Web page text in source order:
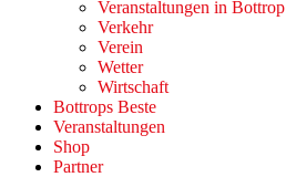
Veranstaltungen in Bottrop
Verkehr
Verein
Wetter
Wirtschaft
Bottrops Beste
Veranstaltungen
Shop
Partner